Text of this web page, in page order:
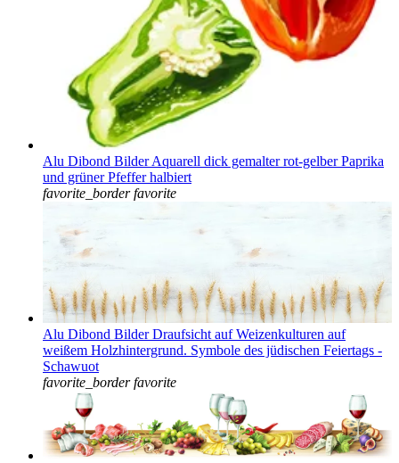
Alu Dibond Bilder Aquarell dick gemalter rot-gelber Paprika
und grüner Pfeffer halbiert
favorite_border favorite
Alu Dibond Bilder Draufsicht auf Weizenkulturen auf
weißem Holzhintergrund. Symbole des jüdischen Feiertags -
Schawuot
favorite_border favorite